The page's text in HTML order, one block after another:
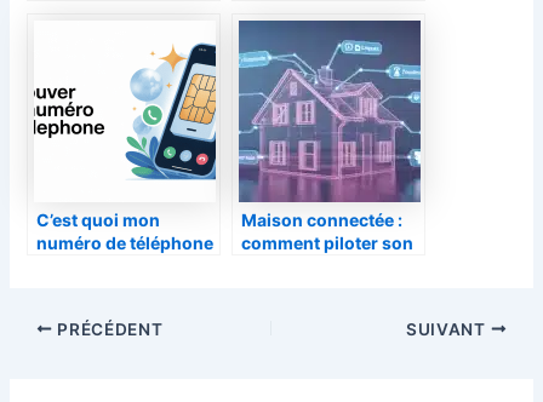
: le guide complet
C’est quoi mon
numéro de téléphone
Maison connectée :
comment piloter son
PRÉCÉDENT SUIVANT